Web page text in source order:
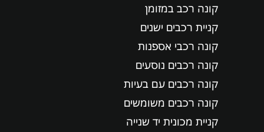
קונה רכב במזומן
קניית רכבים ישנים
קונה רכבי אספנות
קונה רכבים נוסעים
קונה רכבים עם בעיות
קונה רכבים משומשים
קניית מכונית יד שנייה